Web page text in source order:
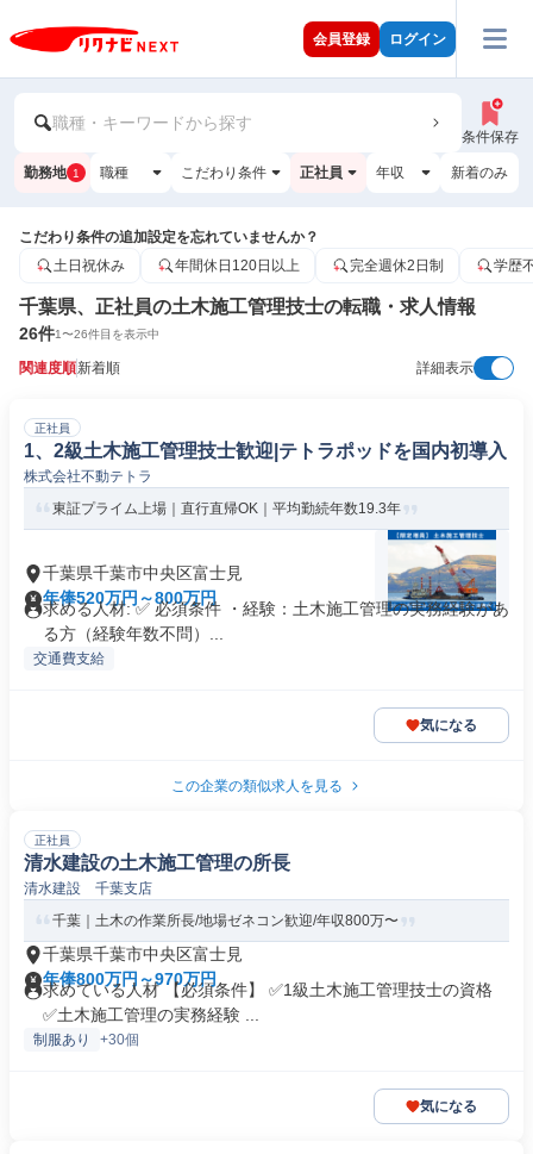
会員登録 ログイン
職種・キーワードから探す
条件保存
勤務地 1 職種 こだわり条件 正社員 年収 新着のみ
こだわり条件の追加設定を忘れていませんか？
土日祝休み
年間休日120日以上 完全週休2日制 学歴
千葉県、正社員の土木施工管理技士の転職・求人情報
26件1〜26件目を表示中
関連度順新着順 詳細表示
正社員
1、2級土木施工管理技士歓迎|テトラポッドを国内初導入
株式会社不動テトラ
東証プライム上場｜直行直帰OK｜平均勤続年数19.3年
千葉県千葉市中央区富士見
年俸520万円～800万円
求める人材: ✅ 必須条件 ・経験：土木施工管理の実務経験があ
る方（経験年数不問）...
交通費支給
気になる
この企業の類似求人を見る
正社員
清水建設の土木施工管理の所長
清水建設 千葉支店
千葉｜土木の作業所長/地場ゼネコン歓迎/年収800万〜
千葉県千葉市中央区富士見
年俸800万円～970万円
求めている人材 【必須条件】 ✅1級土木施工管理技士の資格
✅土木施工管理の実務経験 ...
制服あり +30個
気になる